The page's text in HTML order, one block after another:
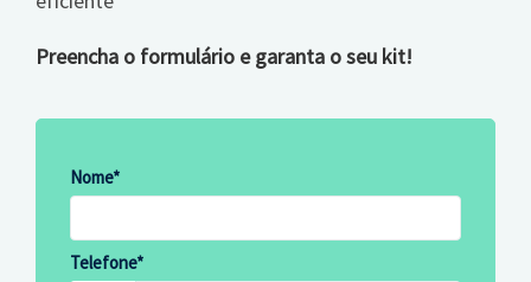
Preencha o formulário e garanta o seu kit!
Nome*
Telefone*